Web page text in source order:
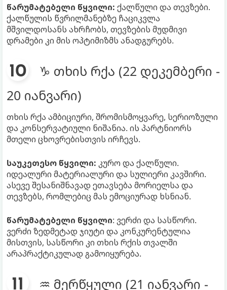
წარუმატებელი წყვილი: ქალწული და თევზები.
ქალწულის წვრილმანებზე ჩაციკვლა
მშვილდოსანს ახრჩობს, თევზების მუდმივი
დრამები კი მის ოპტიმიზმს ანადგურებს.
♑ თხის რქა (22 დეკემბერი -
20 იანვარი)
თხის რქა ამბიციური, შრომისმოყვარე, სერიოზული
და კონსერვატიული ნიშანია. ის პარტნიორს
მთელი ცხოვრებისთვის ირჩევს.
საუკეთესო წყვილი: კურო და ქალწული.
იდეალური მატერიალური და სულიერი კავშირი.
ასევე შესანიშნავად ეთავსება მორიელსა და
თევზებს, რომლებიც მას ემოციურად ხსნიან.
წარუმატებელი წყვილი: ვერძი და სასწორი.
ვერძი ზედმეტად ჯიუტი და კონკურენტულია
მისთვის, სასწორი კი თხის რქის თვალში
არაპრაქტიკულად გამოიყურება.
♒ მერწყული (21 იანვარი -